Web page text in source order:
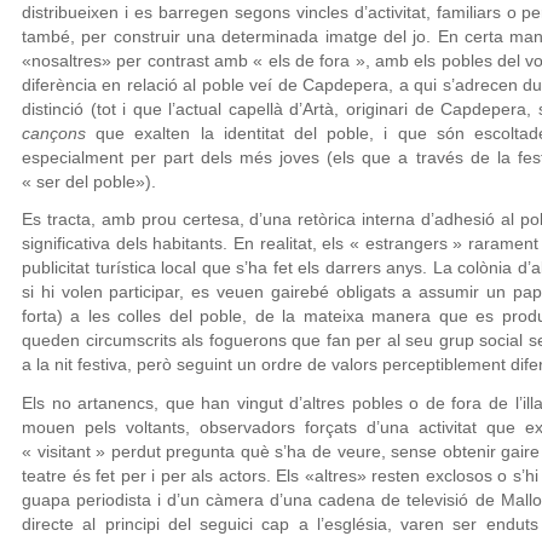
distribueixen i es barregen segons vincles d’activitat, familiars o
també, per construir una determinada imatge del jo. En certa
«nosaltres» per contrast amb « els de fora », amb els pobles del
diferència en relació al poble veí de Capdepera, a qui s’adrecen
distinció (tot i que l’actual capellà d’Artà, originari de
cançonsque exalten la identitat del poble, i que són
especialment per part dels més joves (els que a través de la
« ser del poble»).
Es tracta, amb prou certesa, d’una retòrica interna d’adhesió al
significativa dels habitants. En realitat, els « estrangers »
publicitat turística local que s’ha fet els darrers anys. La colònia
si hi volen participar, es veuen gairebé obligats a assumir un
forta) a les colles del poble, de la mateixa manera que es
queden circumscrits als foguerons que fan per al seu grup social
a la nit festiva, però seguint un ordre de valors perceptiblement
Els no artanencs, que han vingut d’altres pobles o de fora de
mouen pels voltants, observadors forçats d’una activitat que
« visitant » perdut pregunta què s’ha de veure, sense obtenir
teatre és fet per i per als actors. Els «altres» resten exclosos o
guapa periodista i d’un càmera d’una cadena de televisió de
directe al principi del seguici cap a l’església, varen ser